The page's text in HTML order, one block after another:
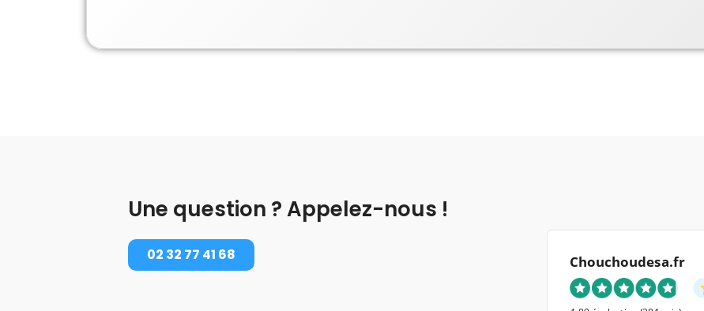
Une question ? Appelez-nous !
02 32 77 41 68 Chouchoudesa.fr